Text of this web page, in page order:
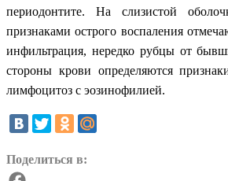
периодонтите. На слизистой
признаками острого воспаления
инфильтрация, нередко рубцы от
стороны крови определяются
лимфоцитоз с эозинофилией.
Поделиться в: